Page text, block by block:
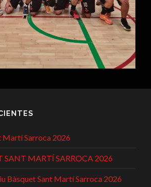
Martí Sarroca 2026
SANT MARTÍ SARROCA 2026
Bàsquet Sant Martí Sarroca 2026